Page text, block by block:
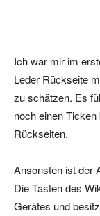
Ich war mir im
Leder Rückseite
zu schätzen. Es
noch einen
Rückseiten.
Ansonsten ist der
Die Tasten des
Gerätes und